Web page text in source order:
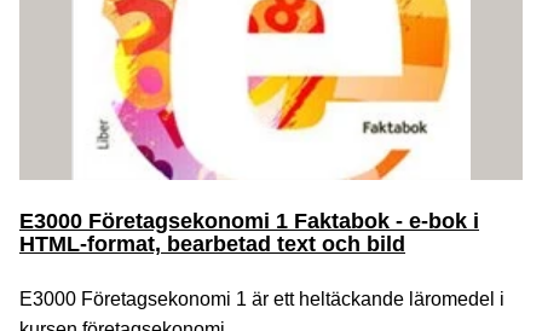
E3000 Företagsekonomi 1 Faktabok - e-bok i
HTML-format, bearbetad text och bild
E3000 Företagsekonomi 1 är ett heltäckande läromedel i